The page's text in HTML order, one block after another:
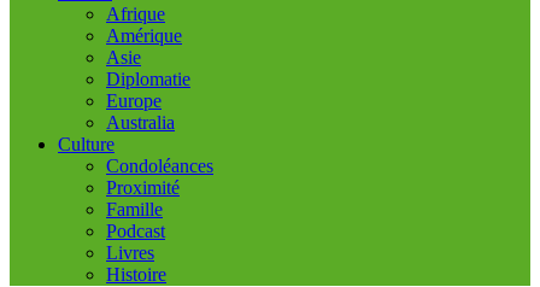
Afrique
Amérique
Asie
Diplomatie
Europe
Australia
Culture
Condoléances
Proximité
Famille
Podcast
Livres
Histoire